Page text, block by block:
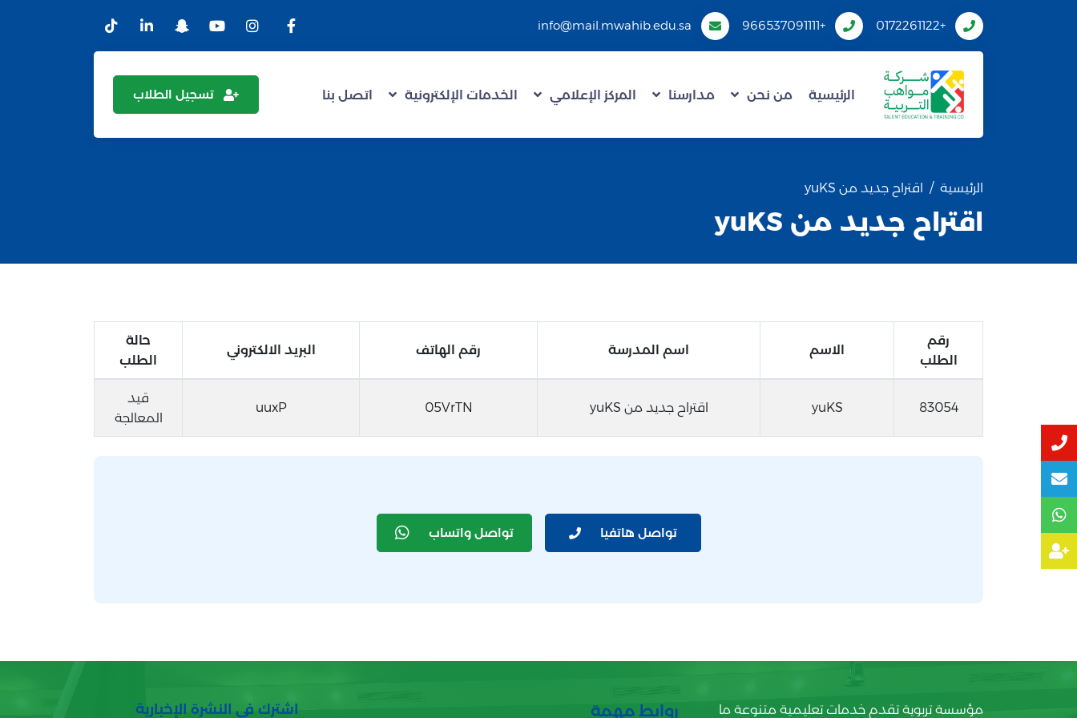
+0172261122
+966537091111
info@mail.mwahib.edu.sa
الرئيسية من نحن مدارسنا المركز الإعلامي الخدمات الإلكترونية اتصل بنا تسجيل الطلاب
الرئيسية اقتراح جديد من yuKS
اقتراح جديد من yuKS
رقم
الطلب
الاسم اسم المدرسة رقم الهاتف البريد الالكتروني
حالة
الطلب
83054
yuKS اقتراح جديد من yuKS 05VrTN
uuxP
قيد
المعالجة
تواصل هاتفيا تواصل واتساب
مؤسسة تربوية تقدم خدمات تعليمية متنوعة ما روابط مهمة اشترك في النشرة الإخبارية